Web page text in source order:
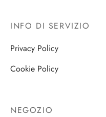
INFO DI SERVIZIO
Privacy Policy
Cookie Policy
NEGOZIO